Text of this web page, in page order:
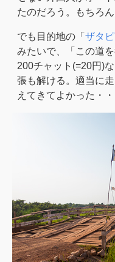
たのだろう。もちろ
でも目的地の「 ザタ
みたいで、「この道
200チャット(=20円)
張も解ける。適当に
えてきてよかった・・